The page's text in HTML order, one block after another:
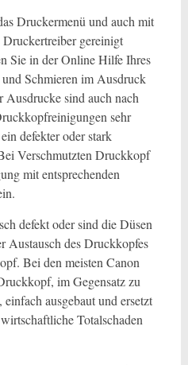
Druckermenü und auch mit
gereinigt
Sie in der Online Hilfe Ihres
Schmieren im Ausdruck
Ausdrucke sind auch nach
sehr
defekter oder stark
Verschmutzten Druckkopf
mit entsprechenden
defekt oder sind die Düsen
Austausch des Druckkopfes
Bei den meisten Canon
im Gegensatz zu
ausgebaut und ersetzt
Totalschaden